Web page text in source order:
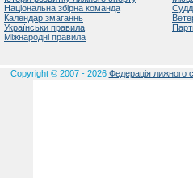
Національна збірна команда
Календар змаганнь
Українськи правила
Міжнародні правила
Copyright © 2007 - 2026 Федерація лижного